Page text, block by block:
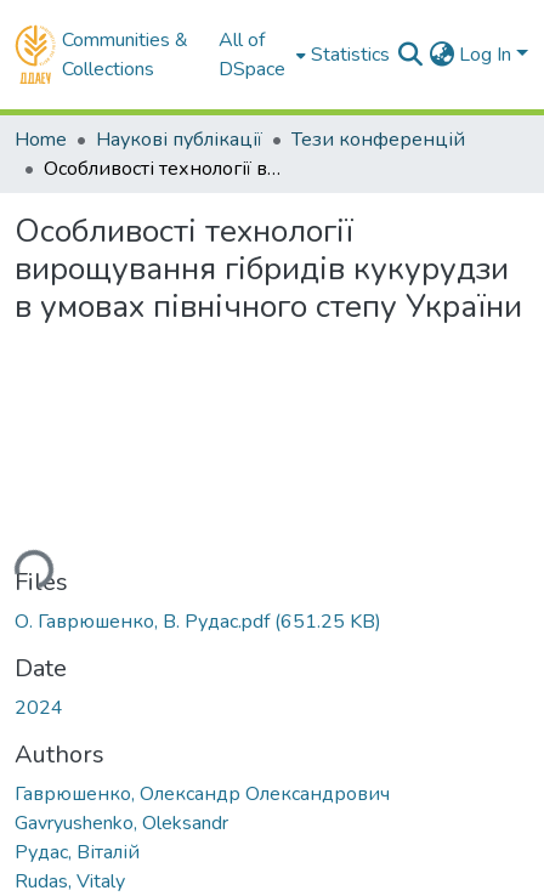
Communities &
Collections
All of
DSpace
Statistics Log In
Home Наукові публікації
Тези конференцій
Особливості технології вирощування гібридів кукурудзи в умовах північного степу України
Особливості технології
вирощування гібридів кукурудзи
в умовах північного степу України
Files
О. Гаврюшенко, В. Рудас.pdf(651.25 KB)
Date
2024
Authors
Гаврюшенко, Олександр Олександрович
Gavryushenko, Oleksandr
Рудас, Віталій
Rudas, Vitaly